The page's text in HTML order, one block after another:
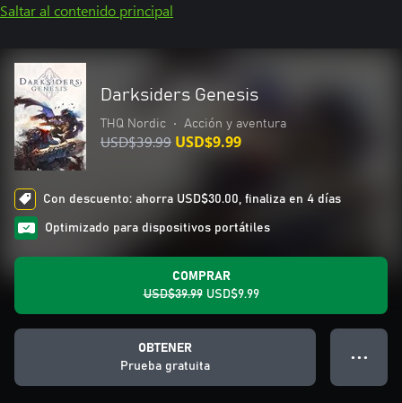
Saltar al contenido principal
Darksiders Genesis
THQ Nordic • Acción y aventura
USD$39.99 USD$9.99
Con descuento: ahorra USD$30.00, finaliza en 4 días
Optimizado para dispositivos portátiles
COMPRAR
USD$39.99 USD$9.99
OBTENER
Prueba gratuita
● ● ●